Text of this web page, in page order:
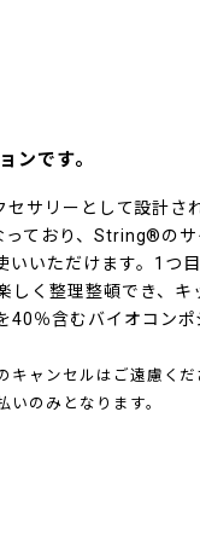
ンです。
サリーとして設計さ
ており、String®の
いいただけます。1つ
しく整理整頓でき、キ
40％含むバイオコン
ャンセルはご遠慮くだ
のみとなります。